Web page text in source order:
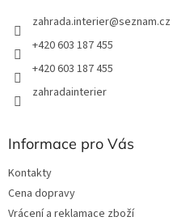
zahrada.interier@seznam.cz
+420 603 187 455
+420 603 187 455
zahradainterier
Informace pro Vás
Kontakty
Cena dopravy
Vrácení a reklamace zboží